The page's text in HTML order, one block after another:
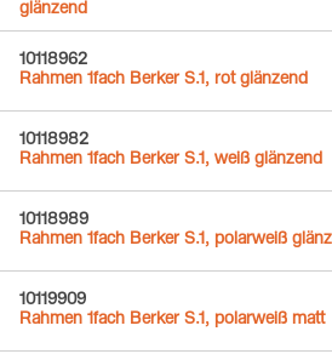
glänzend
10118962
Rahmen 1fach Berker S.1, rot glänzend
10118982
Rahmen 1fach Berker S.1, weiß glänzend
10118989
Rahmen 1fach Berker S.1, polarweiß
10119909
Rahmen 1fach Berker S.1, polarweiß matt